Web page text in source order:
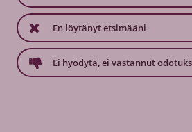
En löytänyt etsimääni
Ei hyödytä, ei vastannut